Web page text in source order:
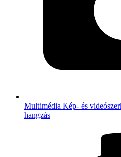
Multimédia Kép- és
hangzás